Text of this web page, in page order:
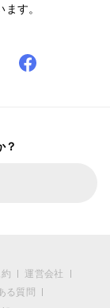
す。
？
運営会社
る質問